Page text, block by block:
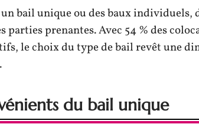
bail unique ou des baux individuels,
parties prenantes. Avec 54 % des
le choix du type de bail revêt une
du bail unique